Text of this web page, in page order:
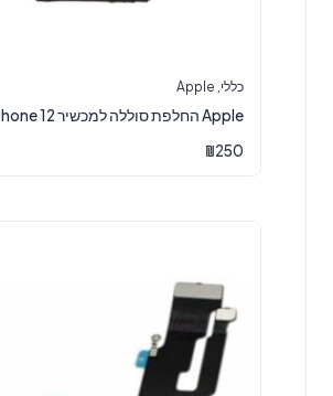
כללי Apple
Apple החלפת סוללה למכשיר iPhone 12
₪250